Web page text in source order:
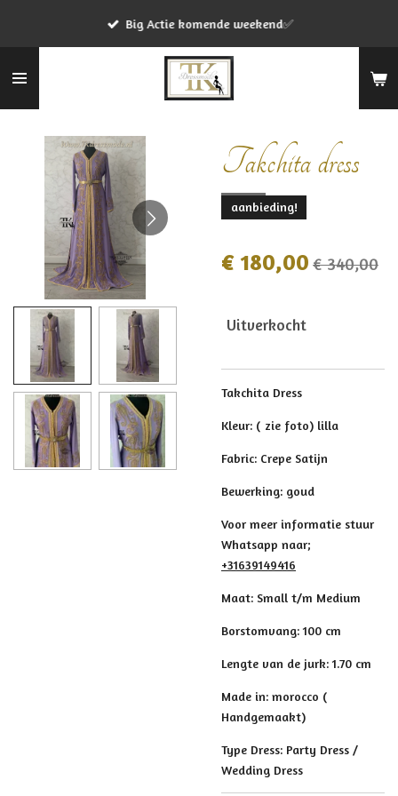
de
Big Actie komende weekend✅
Takchita dress
aanbieding!
€ 180,00 € 340,00
Uitverkocht
Takchita Dress
Kleur: ( zie foto) lilla
Fabric: Crepe Satijn
Bewerking: goud
Voor meer informatie stuur
Whatsapp naar;
+31639149416
Maat: Small t/m Medium
Borstomvang: 100 cm
Lengte van de jurk: 1.70 cm
Made in: morocco (
Handgemaakt)
Type Dress: Party Dress /
Wedding Dress